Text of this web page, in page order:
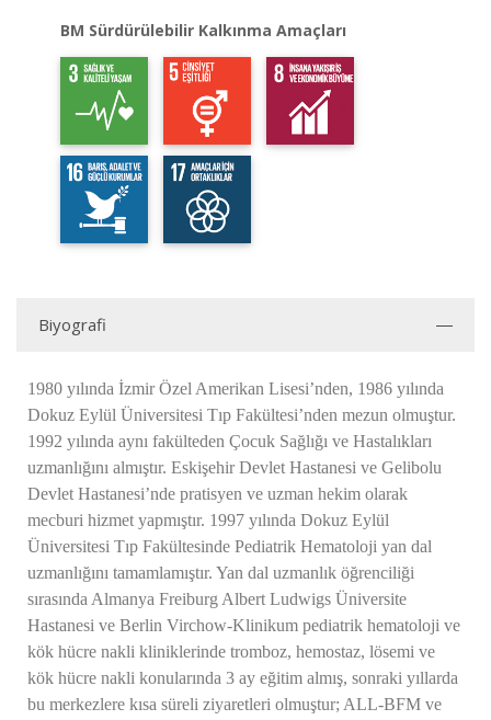
BM Sürdürülebilir Kalkınma Amaçları
Biyografi
1980 yılında İzmir Özel Amerikan Lisesi’nden, 1986 yılında
Dokuz Eylül Üniversitesi Tıp Fakültesi’nden mezun olmuştur.
1992 yılında aynı fakülteden Çocuk Sağlığı ve Hastalıkları
uzmanlığını almıştır. Eskişehir Devlet Hastanesi ve Gelibolu
Devlet Hastanesi’nde pratisyen ve uzman hekim olarak
mecburi hizmet yapmıştır. 1997 yılında Dokuz Eylül
Üniversitesi Tıp Fakültesinde Pediatrik Hematoloji yan dal
uzmanlığını tamamlamıştır. Yan dal uzmanlık öğrenciliği
sırasında Almanya Freiburg Albert Ludwigs Üniversite
Hastanesi ve Berlin Virchow-Klinikum pediatrik hematoloji ve
kök hücre nakli kliniklerinde tromboz, hemostaz, lösemi ve
kök hücre nakli konularında 3 ay eğitim almış, sonraki yıllarda
bu merkezlere kısa süreli ziyaretleri olmuştur; ALL-BFM ve